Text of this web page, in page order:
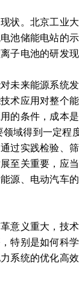
。北京工业
池储能电站的
子电池的研发现
来能源系统
术应用对整个
的条件，成本
域得到一定
过实践检验、
至关重要，应
源、电动汽车
义重大，技
特别是如何科
系统的优化高